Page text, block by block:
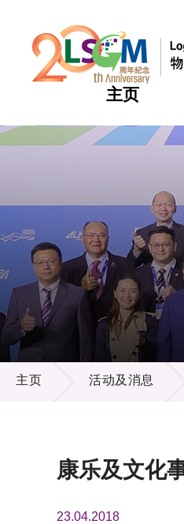
主页
热门
热门
热门
热门
热门
活动及消息
主页 活动及消息
康乐及文化
23.04.2018